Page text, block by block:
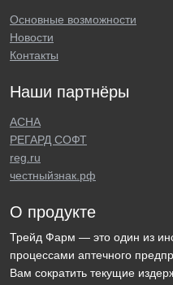
Основные возможности
Новости
Контакты
Наши партнёры
АСНА
РЕГАРД СОФТ
reg.ru
честныйзнак.рф
О продукте
Трейд Фарм — это один из
процессами аптечного
Вам сократить текущие